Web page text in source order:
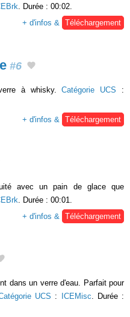
. Durée : 00:02.
+ d'infos & Téléchargement
#6
à whisky.Catégorie UCS :
+ d'infos &
Téléchargement
avec un pain de glace que
. Durée : 00:01.
+ d'infos &
Téléchargement
dans un verre d'eau. Parfait pour
UCS : ICEMisc. Durée :